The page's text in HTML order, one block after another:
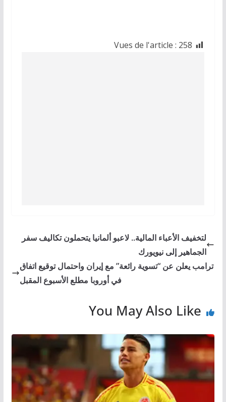
Vues de l'article : 258
لتخفيف الأعباء المالية.. لاعبو ألمانيا يتحملون تكاليف سفر
الجماهير إلى نيويورك
ترامب يعلن عن “تسوية رائعة” مع إيران واحتمال توقيع اتفاق
في أوروبا مطلع الأسبوع المقبل
You May Also Like